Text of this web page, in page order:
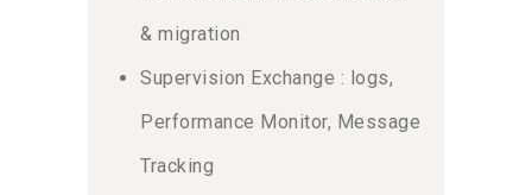
& migration
Supervision Exchange : logs,
Performance Monitor, Message
Tracking